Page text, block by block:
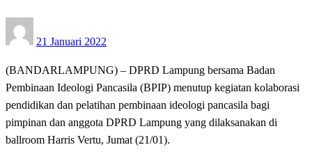
on
21 Januari 2022
(BANDARLAMPUNG) – DPRD Lampung bersama Badan
Pembinaan Ideologi Pancasila (BPIP) menutup kegiatan kolaborasi
pendidikan dan pelatihan pembinaan ideologi pancasila bagi
pimpinan dan anggota DPRD Lampung yang dilaksanakan di
ballroom Harris Vertu, Jumat (21/01).